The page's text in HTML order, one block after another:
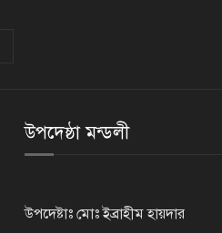
উপদেষ্ঠা মন্ডলী
উপদেষ্টাঃ মোঃ ইব্রাহীম হায়দার